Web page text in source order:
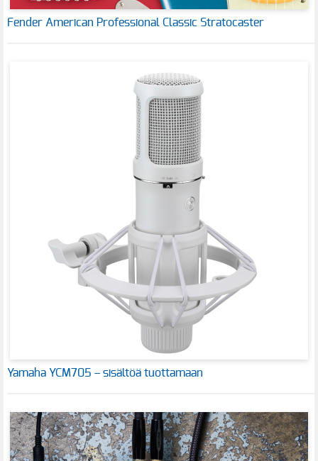
Fender American Professional Classic Stratocaster
Yamaha YCM705 – sisältöä tuottamaan